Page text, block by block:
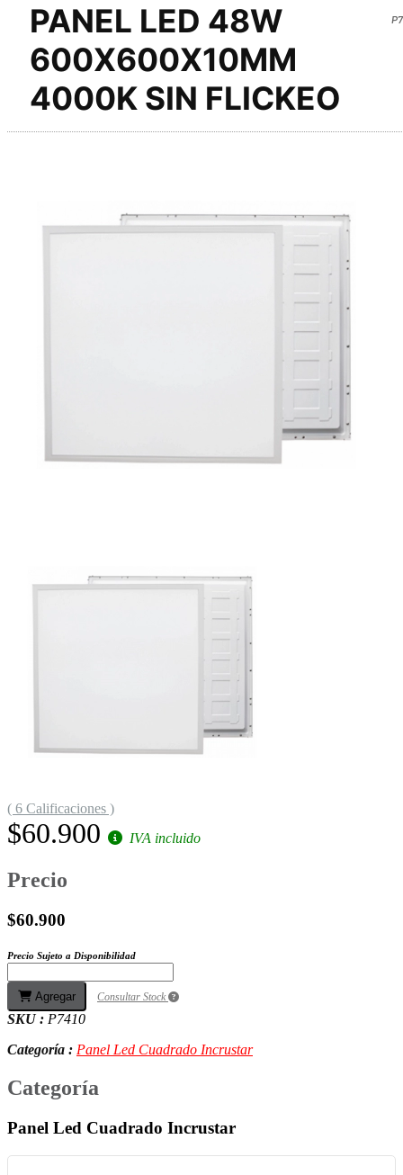
PANEL LED 48W
600X600X10MM
4000K SIN FLICKEO
( 6 Calificaciones )
$60.900 IVA incluido
Precio
$60.900
Precio Sujeto a Disponibilidad
Agregar Consultar Stock
SKU : P7410
Categoría : Panel Led Cuadrado Incrustar
Categoría
Panel Led Cuadrado Incrustar